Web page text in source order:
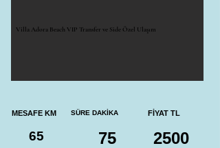
Villa Adora Beach VIP Transfer ve Side Özel Ulaşım
MESAFE KM
65
SÜRE DAKİKA
75
FİYAT TL
2500